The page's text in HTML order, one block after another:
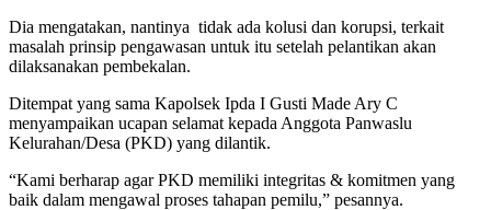
Dia mengatakan, nantinya tidak ada kolusi dan korupsi, terkait
masalah prinsip pengawasan untuk itu setelah pelantikan akan
dilaksanakan pembekalan.
Ditempat yang sama Kapolsek Ipda I Gusti Made Ary C
menyampaikan ucapan selamat kepada Anggota Panwaslu
Kelurahan/Desa (PKD) yang dilantik.
“Kami berharap agar PKD memiliki integritas & komitmen yang
baik dalam mengawal proses tahapan pemilu,” pesannya.